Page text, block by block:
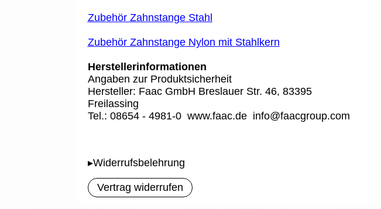
Zubehör Zahnstange Stahl
Zubehör Zahnstange Nylon mit Stahlkern
Herstellerinformationen
Angaben zur Produktsicherheit
Hersteller: Faac GmbH Breslauer Str. 46, 83395
Freilassing
Tel.: 08654 - 4981-0 www.faac.de info@faacgroup.com
▸Widerrufsbelehrung
Vertrag widerrufen